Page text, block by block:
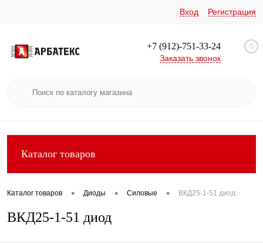
Вход Регистрация
+7 (912)-751-33-24
Заказать звонок
0
Каталог товаров
Каталог товаров • Диоды • Силовые • ВКД25-1-51 диод
ВКД25-1-51 диод